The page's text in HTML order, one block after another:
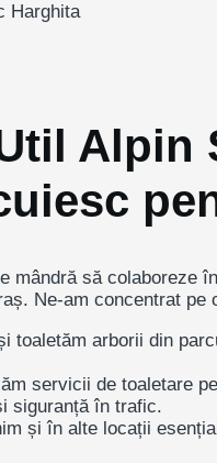
Harghita
mândră să colaboreze
Ne-am concentrat
toaletăm arborii din
servicii de toaletare
siguranță în trafic.
și în alte locații